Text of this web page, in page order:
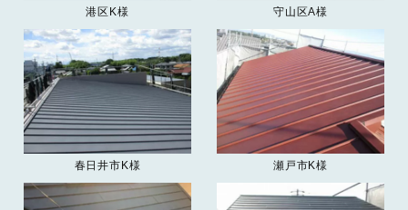
港区K様 守山区A様
春日井市K様 瀬戸市K様